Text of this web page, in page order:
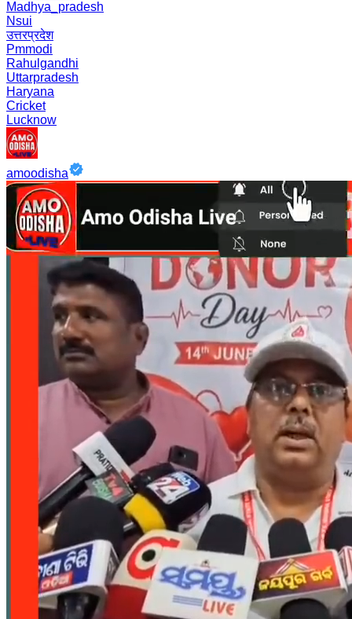
Madhya_pradesh
Nsui
उत्तरप्रदेश
Pmmodi
Rahulgandhi
Uttarpradesh
Haryana
Cricket
Lucknow
amoodisha